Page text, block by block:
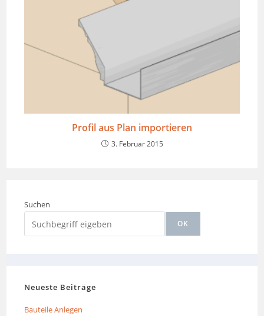
Profil aus Plan importieren
3. Februar 2015
Suchen
OK
Neueste Beiträge
Bauteile Anlegen